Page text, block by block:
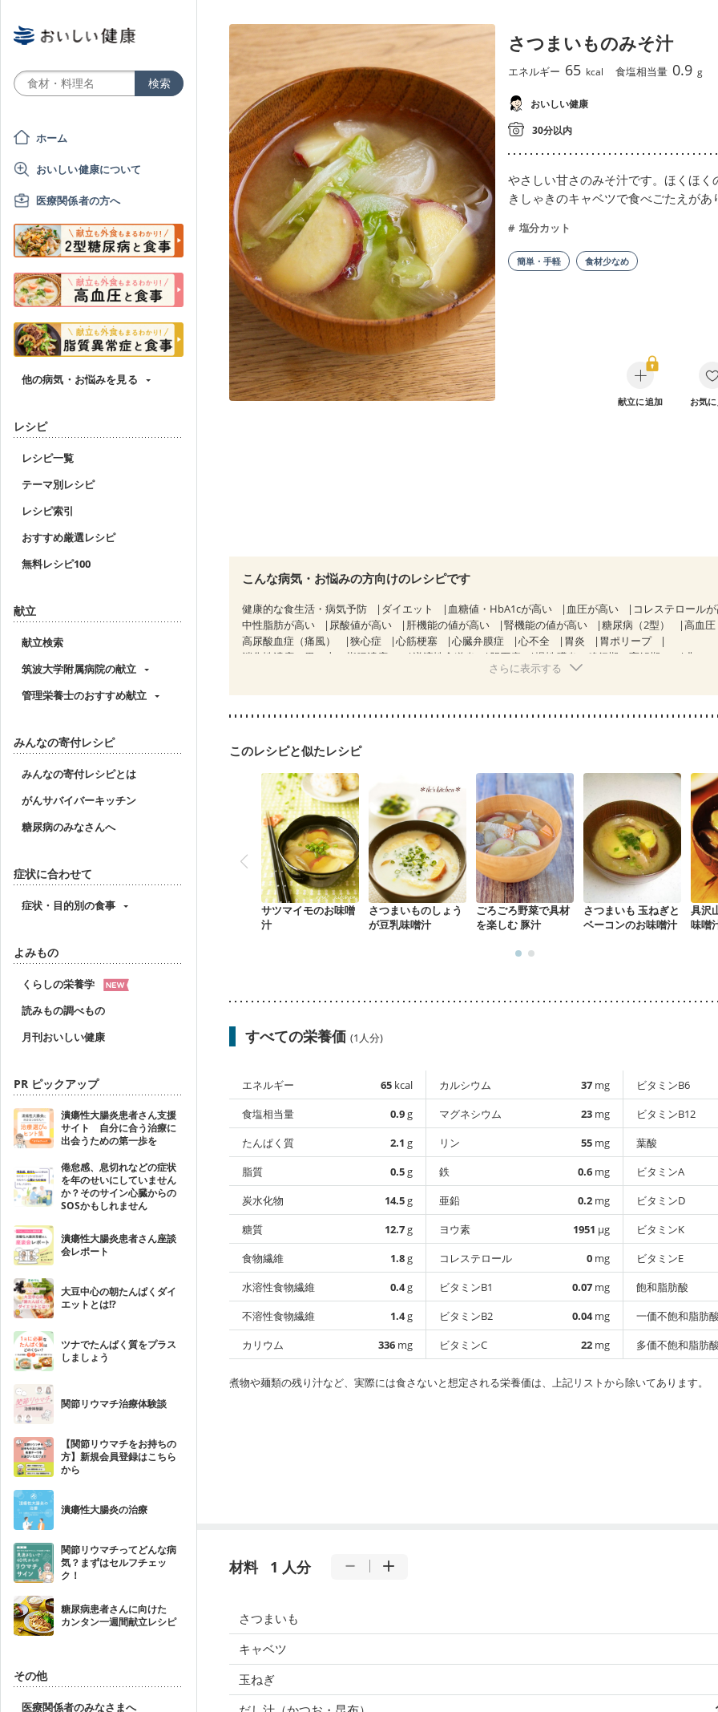
ホーム
おいしい健康について
医療関係者の方へ
他の病気・お悩みを見る
レシピ
レシピ一覧
テーマ別レシピ
レシピ索引
おすすめ厳選レシピ
無料レシピ100
献立
献立検索
筑波大学附属病院の献立
管理栄養士のおすすめ献立
みんなの寄付レシピ
みんなの寄付レシピとは
がんサバイバーキッチン
糖尿病のみなさんへ
症状に合わせて
症状・目的別の食事
よみもの
くらしの栄養学
読みもの調べもの
月刊おいしい健康
PR ピックアップ
潰瘍性大腸炎患者さん支援
サイト 自分に合う治療に
出会うための第一歩を
倦怠感、息切れなどの症状
を年のせいにしていません
か？そのサイン心臓からの
SOSかもしれません
潰瘍性大腸炎患者さん座談
会レポート
大豆中心の朝たんぱくダイ
エットとは!?
ツナでたんぱく質をプラス
しましょう
関節リウマチ治療体験談
【関節リウマチをお持ちの
方】新規会員登録はこちら
から
潰瘍性大腸炎の治療
関節リウマチってどんな病
気？まずはセルフチェッ
ク！
糖尿病患者さんに向けた
カンタン一週間献立レシピ
その他
医療関係者のみなさまへ
さつまいものみそ汁
エネルギー 65 kcal 食塩相当量 0.9 g
おいしい健康
30分以内
やさしい甘さのみそ汁です。ほくほく
きしゃきのキャベツで食べごたえがあ
塩分カット
簡単・手軽 食材少なめ
献立に追加 お気
こんな病気・お悩みの方向けのレシピです
健康的な食生活・病気予防 ダイエット 血糖値・HbA1cが高い 血圧が高い
コレステロール
中性脂肪が高い
尿酸値が高い 肝機能の値が高い 腎機能の値が高い 糖尿病（2型）
高血圧
高尿酸血症（痛風）
狭心症 心筋梗塞 心臓弁膜症 心不全 胃炎
胃ポリープ
消化性潰瘍（胃・十二指腸潰瘍）
逆流性食道炎 胆石症 慢性膵炎（移行期・寛解期）
非ア
過敏性腸症候群（IBS） 睡眠時無呼吸症候群
乳がん治療を終えた方・経過観察中の方など
味の感じ方が変わった 食欲がない
妊娠中(初期)
妊婦健診・血糖値が気になる（初期）
ニキビ・肌荒れ
妊活中
さらに表示する
このレシピと似たレシピ
サツマイモのお味噌
汁
さつまいものしょう
が豆乳味噌汁
ごろごろ野菜で具材
を楽しむ 豚汁
さつまいも 玉ねぎと
ベーコンのお味噌汁
具沢
味噌
すべての栄養価 (1人分)
エネルギー 65 kcal
食塩相当量
0.9g
たんぱく質
2.1 g
脂質
0.5g
炭水化物
14.5g
糖質
12.7g
食物繊維
1.8g
水溶性食物繊維
0.4g
不溶性食物繊維
1.4g
カリウム
336 mg
カルシウム 37 mg
マグネシウム
23 mg
リン
55 mg
鉄
0.6 mg
亜鉛
0.2 mg
ヨウ素
1951 µg
コレステロール
0 mg
ビタミンB1
0.07 mg
ビタミンB2
0.04mg
ビタミンC
22 mg
ビタミンB6
ビタミンB12
葉酸
ビタミンA
ビタミンD
ビタミンK
ビタミンE
飽和脂肪酸
一価不飽和脂肪
多価不飽和脂肪
煮物や麺類の残り汁など、実際には食さないと想定される栄養価は、上記リストから除いてあります。
材料 1 人分
さつまいも
キャベツ
玉ねぎ